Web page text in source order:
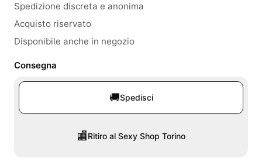
Spedizione discreta e anonima
Acquisto riservato
Disponibile anche in negozio
Consegna
🚚Spedisci
🏬Ritiro al Sexy Shop Torino